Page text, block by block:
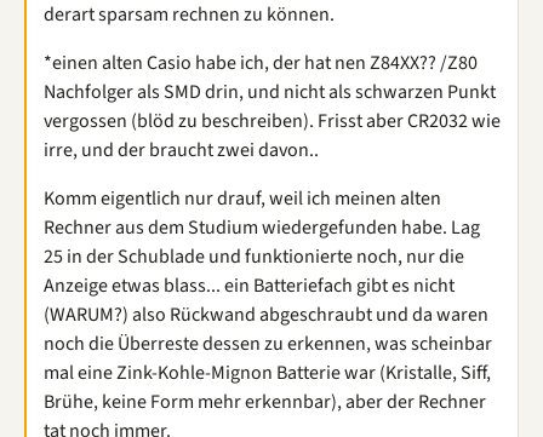
derart sparsam rechnen zu können.
*einen alten Casio habe ich, der hat nen Z84XX?? /Z80
Nachfolger als SMD drin, und nicht als schwarzen Punkt
vergossen (blöd zu beschreiben). Frisst aber CR2032 wie
irre, und der braucht zwei davon..
Komm eigentlich nur drauf, weil ich meinen alten
Rechner aus dem Studium wiedergefunden habe. Lag
25 in der Schublade und funktionierte noch, nur die
Anzeige etwas blass... ein Batteriefach gibt es nicht
(WARUM?) also Rückwand abgeschraubt und da waren
noch die Überreste dessen zu erkennen, was scheinbar
mal eine Zink-Kohle-Mignon Batterie war (Kristalle, Siff,
Brühe, keine Form mehr erkennbar), aber der Rechner
tat noch immer.